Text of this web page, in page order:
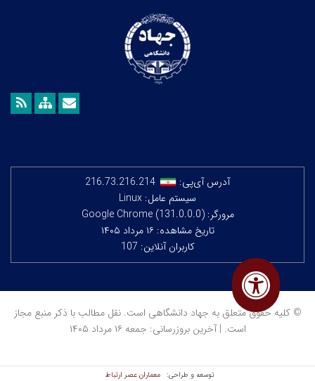
آدرس آی‌پی:
216.73.216.214
سیستم عامل: Linux
مرورگر: Google Chrome (131.0.0.0)
تاریخ مشاهده: ۱۶ مرداد ۱۴۰۵
کاربران آنلاین: 107
© کلیه حقوق متعلق به جهاد دانشگاهی است. نقل مطالب با ذکر منبع مجاز
است. | آخرین بروزرسانی: جمعه ۱۶ مرداد ۱۴۰۵
توسعه و طراحی: معماران عصر‌ ارتباط